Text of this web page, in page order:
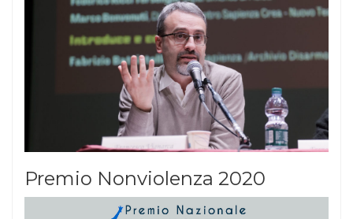
Premio Nonviolenza 2020